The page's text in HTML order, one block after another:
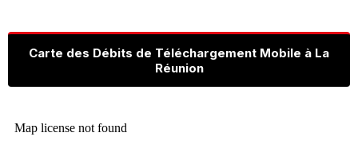
Carte des Débits de Téléchargement Mobile à La
Réunion